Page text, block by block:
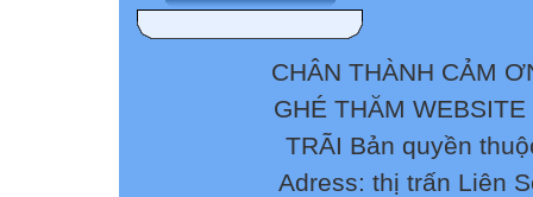
CHÂN THÀNH CẢM
GHÉ THĂM
TRÃI Bản quyền
Adress: thị trấn Liên